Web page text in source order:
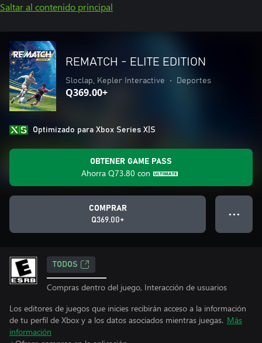
Saltar al contenido principal
REMATCH - ELITE EDITION
Sloclap, Kepler Interactive • Deportes
Q369.00+
Optimizado para Xbox Series X|S
OBTENER GAME PASS
Ahorra Q73.80 con
COMPRAR
Q369.00+
● ● ●
TODOS
Compras dentro del juego, Interacción de usuarios
Los editores de juegos que inicies recibirán acceso a la información
de tu perfil de Xbox y a los datos asociados mientras juegas. Más
información